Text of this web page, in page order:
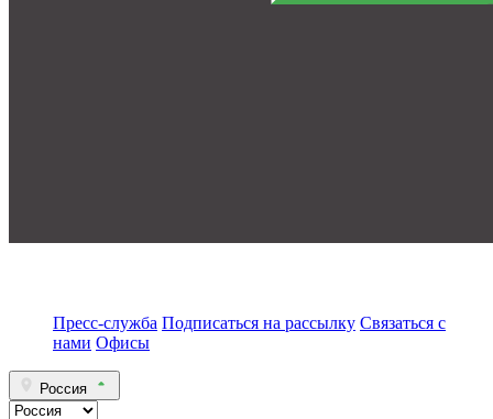
Пресс-служба Подписаться на рассылку Связаться с
нами Офисы
Россия